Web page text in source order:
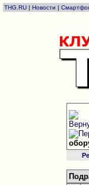
THG.RU | Новости |